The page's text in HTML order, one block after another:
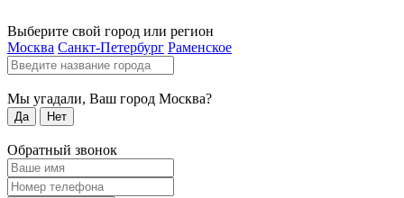
Выберите свой город или регион
Москва Санкт-Петербург Раменское
Мы угадали, Ваш город Москва?
Да Нет
Обратный звонок